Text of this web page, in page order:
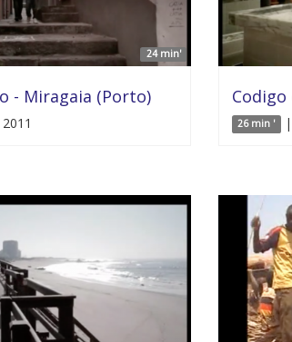
24 min'
- Miragaia (Porto)
26 min ' |